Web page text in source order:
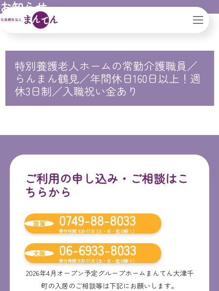
お知らせ
社会福祉法人まんてん｜滋賀県｜大阪市
特別養護老人ホームの常勤介護職員／
らんまん鶴見／年間休日160日以上！週
休3日制／入職祝い金あり
ご利用の申し込み・ご相談はこ
ちらから
滋賀 0749-88-8033
受付時間 9:30-17:30 [土・日・祝日除く]
大阪 06-6933-8033
受付時間 9:30-17:30 [土・日・祝日除く]
2026年4月オープン予定グループホームまんてん大津千
町の入居のご相談等は下記にお願いします。